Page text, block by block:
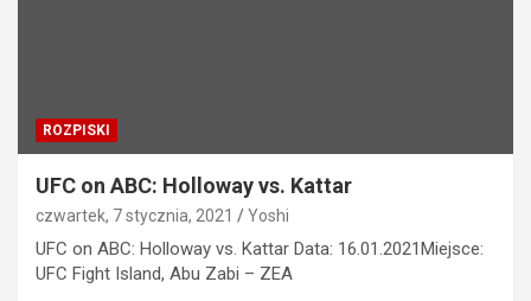
ROZPISKI
UFC on ABC: Holloway vs. Kattar
czwartek, 7 stycznia, 2021 Yoshi
UFC on ABC: Holloway vs. Kattar Data: 16.01.2021Miejsce:
UFC Fight Island, Abu Zabi – ZEA